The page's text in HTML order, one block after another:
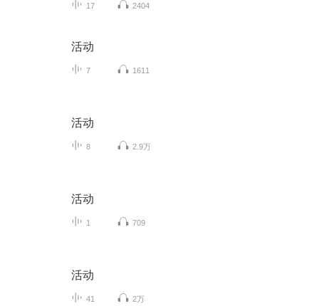
17 2404
活动
7 1611
活动
8 2.9万
活动
1 709
活动
41 2万